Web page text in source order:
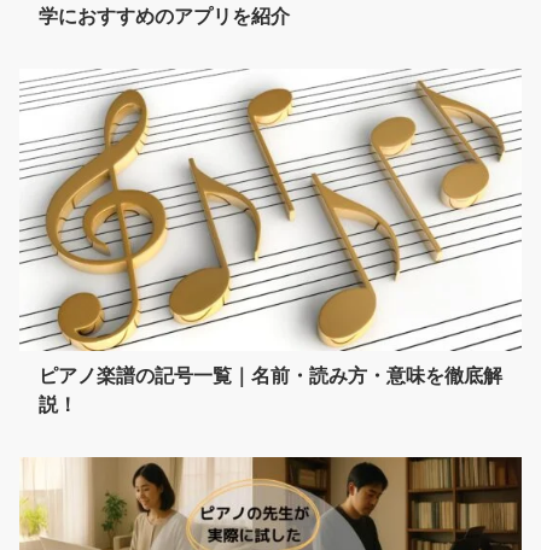
学におすすめのアプリを紹介
ピアノ楽譜の記号一覧｜名前・読み方・意味を徹底解
説！